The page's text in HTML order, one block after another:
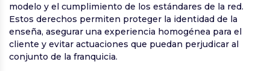
modelo y el cumplimiento de los estándares de la red.
Estos derechos permiten proteger la identidad de la
enseña, asegurar una experiencia homogénea para el
cliente y evitar actuaciones que puedan perjudicar al
conjunto de la franquicia.